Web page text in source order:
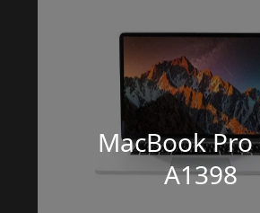
MacBook Pro
A1398